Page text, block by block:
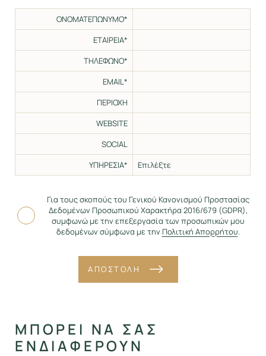
ΟΝΟΜΑΤΕΠΩΝΥΜΟ*
ΕΤΑΙΡΕΙΑ*
ΤΗΛΕΦΩΝΟ*
EMAIL*
ΠΕΡΙΟΧΗ
WEBSITE
SOCIAL
ΥΠΗΡΕΣΙΑ*
Για τους σκοπούς του Γενικού Κανονισμού Προστασίας
Δεδομένων Προσωπικού Χαρακτήρα 2016/679 (GDPR),
συμφωνώ με την επεξεργασία των προσωπικών μου
δεδομένων σύμφωνα με την Πολιτική Απορρήτου.
ΑΠΟΣΤΟΛΗ
ΜΠΟΡΕΙ ΝΑ ΣΑΣ
ΕΝΔΙΑΦΕΡΟΥΝ